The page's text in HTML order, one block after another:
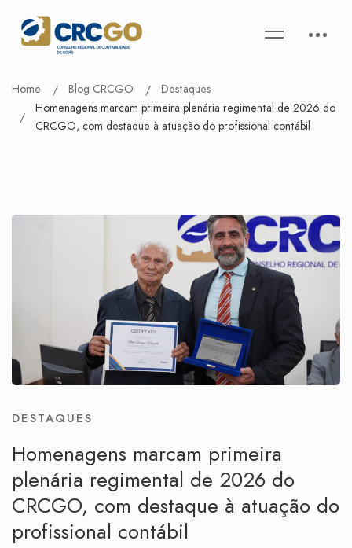
Home Blog CRCGO
Destaques
Homenagens marcam primeira plenária regimental de 2026 do
CRCGO, com destaque à atuação do profissional contábil
DESTAQUES
Homenagens marcam primeira
plenária regimental de 2026 do
CRCGO, com destaque à atuação do
profissional contábil